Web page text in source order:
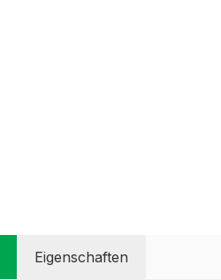
Eigenschaften